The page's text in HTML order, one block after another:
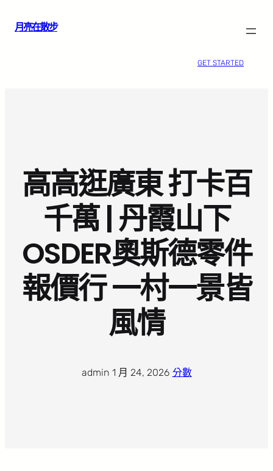
月亮在散步
GET STARTED
高高逛廣東 打卡百
千萬 | 丹霞山下
OSDER奧斯德零件
報價行 一村一景皆
風情
admin· 1 月 24, 2026· 分數